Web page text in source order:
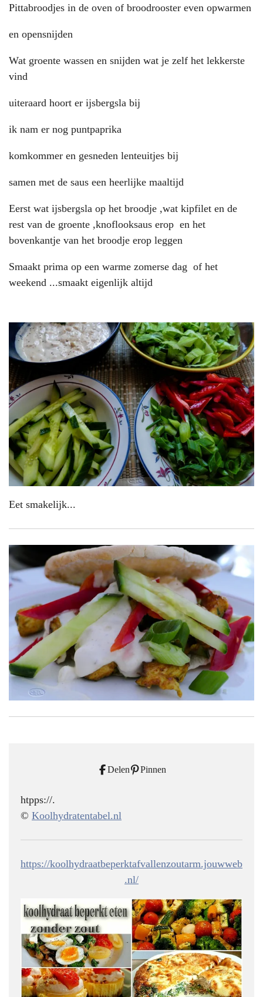
Pittabroodjes in de oven of broodrooster even opwarmen
en opensnijden
Wat groente wassen en snijden wat je zelf het lekkerste
vind
uiteraard hoort er ijsbergsla bij
ik nam er nog puntpaprika
komkommer en gesneden lenteuitjes bij
samen met de saus een heerlijke maaltijd
Eerst wat ijsbergsla op het broodje ,wat kipfilet en de
rest van de groente ,knoflooksaus erop en het
bovenkantje van het broodje erop leggen
Smaakt prima op een warme zomerse dag of het
weekend ...smaakt eigenlijk altijd
Eet smakelijk...
Delen Pinnen
htpps://.
© Koolhydratentabel.nl
https://koolhydraatbeperktafvallenzoutarm.jouwweb
.nl/